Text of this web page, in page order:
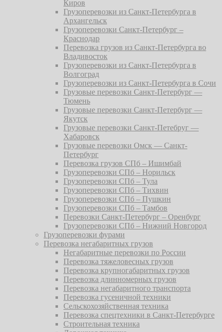
Киров
Грузоперевозки из Санкт-Петербурга в
Архангельск
Грузоперевозки Санкт-Петербург –
Краснодар
Перевозка грузов из Санкт-Петербурга во
Владивосток
Грузоперевозки из Санкт-Петербурга в
Волгоград
Грузоперевозки из Санкт-Петербурга в Сочи
Грузовые перевозки Санкт-Петербург —
Тюмень
Грузовые перевозки Санкт-Петербург —
Якутск
Грузовые перевозки Санкт-Петебруг —
Хабаровск
Грузовые перевозки Омск — Санкт-
Петербург
Перевозка грузов СПб – Ишимбай
Грузоперевозки СПб – Норильск
Грузоперевозки СПб – Тула
Грузоперевозки СПб – Тихвин
Грузоперевозки СПб – Пушкин
Грузоперевозки СПб – Тамбов
Перевозки Санкт-Петербург – Оренбург
Грузоперевозки СПб – Нижний Новгород
Грузоперевозки фурами
Перевозка негабаритных грузов
Негабаритные перевозки по России
Перевозка тяжеловесных грузов
Перевозка крупногабаритных грузов
Перевозка длинномерных грузов
Перевозка негабаритного транспорта
Перевозка гусеничной техники
Сельскохозяйственная техника
Перевозка спецтехники в Санкт-Петербурге
Строительная техника